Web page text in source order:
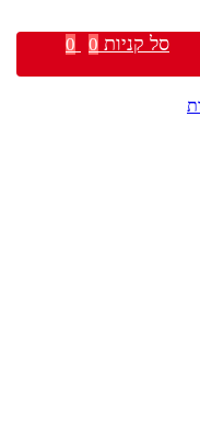
סל קניות 0
0